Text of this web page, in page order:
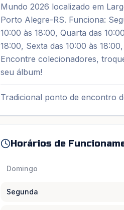
Mundo 2026 localizado em
Porto Alegre-RS. Funciona:
10:00 às 18:00, Quarta das
18:00, Sexta das 10:00 às
Encontre colecionadores,
seu álbum!
Tradicional ponto de encontro
Horários de
Domingo
Segunda